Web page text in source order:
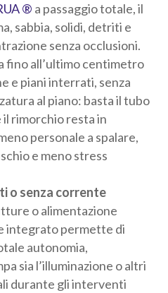
® a passaggio totale, il
sabbia, solidi, detriti e
senza occlusioni.
fino all’ultimo centimetro
e piani interrati, senza
al piano: basta il tubo
rimorchio resta in
personale a spalare,
e meno stress
o senza corrente
o alimentazione
integrato permette di
autonomia,
sia l’illuminazione o altri
durante gli interventi